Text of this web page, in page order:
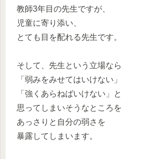
教師3年目の先生ですが、
児童に寄り添い、
とても目を配れる先生です。
そして、先生という立場なら
「弱みをみせてはいけない」
「強くあらねばいけない」と
思ってしまいそうなところを
あっさりと自分の弱さを
暴露してしまいます。